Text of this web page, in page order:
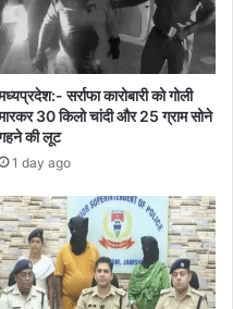
सर्राफा कारोबारी को गोली
30 किलो चांदी और 25 ग्राम सोने
की लूट
1 day ago